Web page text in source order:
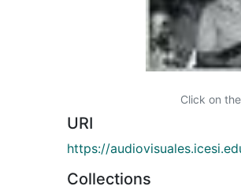
Click on
URI
https://
Collections